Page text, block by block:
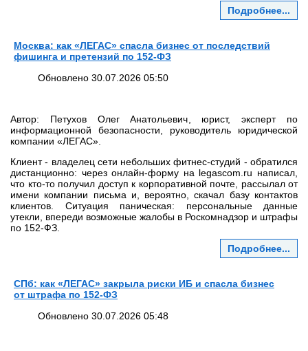
Подробнее...
Москва: как «ЛЕГАС» спасла бизнес от последствий
фишинга и претензий по 152‑ФЗ
Обновлено 30.07.2026 05:50
Автор: Петухов Олег Анатольевич, юрист, эксперт по
информационной безопасности, руководитель юридической
компании «ЛЕГАС».
Клиент - владелец сети небольших фитнес‑студий - обратился
дистанционно: через онлайн‑форму на legascom.ru написал,
что кто‑то получил доступ к корпоративной почте, рассылал от
имени компании письма и, вероятно, скачал базу контактов
клиентов. Ситуация паническая: персональные данные
утекли, впереди возможные жалобы в Роскомнадзор и штрафы
по 152‑ФЗ.
Подробнее...
СПб: как «ЛЕГАС» закрыла риски ИБ и спасла бизнес
от штрафа по 152‑ФЗ
Обновлено 30.07.2026 05:48